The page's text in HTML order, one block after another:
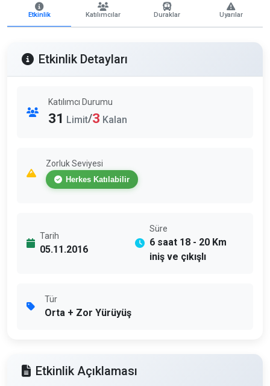
Etkinlik Katılımcılar Duraklar Uyarılar
Etkinlik Detayları
Katılımcı Durumu
31 Limit/3 Kalan
Zorluk Seviyesi
Herkes Katılabilir
Tarih
05.11.2016
Süre
6 saat 18 - 20 Km
iniş ve çıkışlı
Tür
Orta + Zor Yürüyüş
Etkinlik Açıklaması